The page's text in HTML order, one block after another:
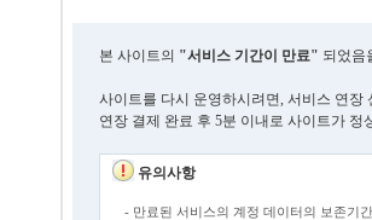
본 사이트의 "서비스 기간이 만료" 되었음
사이트를 다시 운영하시려면, 서비스 연장
연장 결제 완료 후 5분 이내로 사이트가 정
유의사항
- 만료된 서비스의 계정 데이터의 보존기